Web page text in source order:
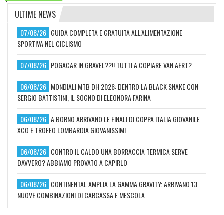
ULTIME NEWS
07/08/26 GUIDA COMPLETA E GRATUITA ALL'ALIMENTAZIONE
SPORTIVA NEL CICLISMO
07/08/26 POGACAR IN GRAVEL??!! TUTTI A COPIARE VAN AERT?
06/08/26 MONDIALI MTB DH 2026: DENTRO LA BLACK SNAKE CON
SERGIO BATTISTINI, IL SOGNO DI ELEONORA FARINA
06/08/26 A BORNO ARRIVANO LE FINALI DI COPPA ITALIA GIOVANILE
XCO E TROFEO LOMBARDIA GIOVANISSIMI
06/08/26 CONTRO IL CALDO UNA BORRACCIA TERMICA SERVE
DAVVERO? ABBIAMO PROVATO A CAPIRLO
06/08/26 CONTINENTAL AMPLIA LA GAMMA GRAVITY: ARRIVANO 13
NUOVE COMBINAZIONI DI CARCASSA E MESCOLA